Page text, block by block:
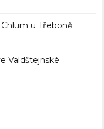
u Třeboně
Valdštejnské